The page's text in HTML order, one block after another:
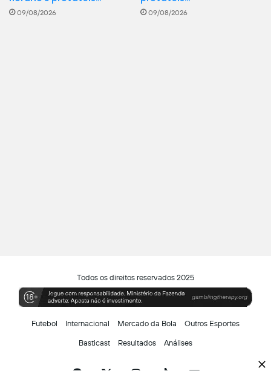
09/08/2026 09/08/2026
Todos os direitos reservados 2025
Futebol Internacional Mercado da Bola Outros Esportes
Basticast Resultados Análises